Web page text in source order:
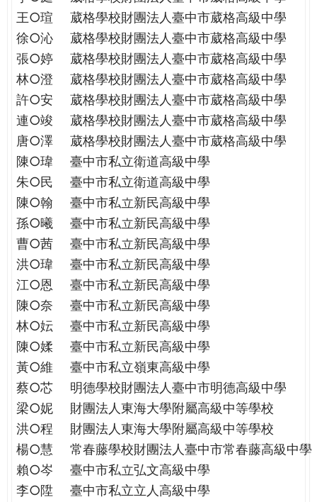
王○瑄
葳格學校財團法人臺中市葳格高級中學
徐○沁
葳格學校財團法人臺中市葳格高級中學
張○婷
葳格學校財團法人臺中市葳格高級中學
林○澄
葳格學校財團法人臺中市葳格高級中學
許○安
葳格學校財團法人臺中市葳格高級中學
連○竣
葳格學校財團法人臺中市葳格高級中學
唐○澤
葳格學校財團法人臺中市葳格高級中學
陳○瑋
臺中市私立衛道高級中學
朱○民
臺中市私立衛道高級中學
陳○翰
臺中市私立新民高級中學
孫○曦
臺中市私立新民高級中學
曹○茜
臺中市私立新民高級中學
洪○瑋
臺中市私立新民高級中學
江○恩
臺中市私立新民高級中學
陳○奈
臺中市私立新民高級中學
林○妘
臺中市私立新民高級中學
陳○媃
臺中市私立新民高級中學
黃○維
臺中市私立嶺東高級中學
蔡○芯
明德學校財團法人臺中市明德高級中學
梁○妮
財團法人東海大學附屬高級中等學校
洪○程
財團法人東海大學附屬高級中等學校
楊○慧
常春藤學校財團法人臺中市常春藤高級中學
賴○岑
臺中市私立弘文高級中學
李○陞
臺中市私立立人高級中學